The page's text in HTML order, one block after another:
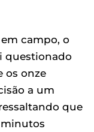
campo, o
questionado
os onze
a um
que